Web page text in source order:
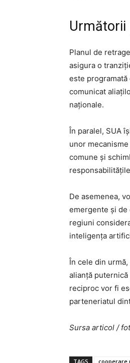
Următorii
Planul de
asigura o
este
comunicat
naționale.
În paralel, SUA
unor
comune și
De asemenea,
emergente și de
regiuni
inteligența
În cele din
alianță
reciproc vor fi
parteneriatul
Sursa articol /
TAGS cooperare